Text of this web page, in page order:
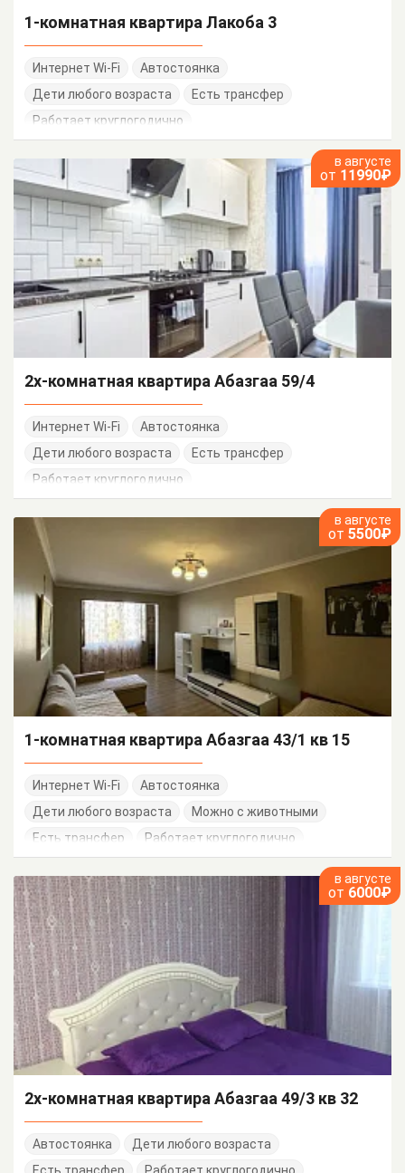
1-комнатная квартира Лакоба 3
Интернет Wi-Fi
Автостоянка
Дети любого возраста
Есть трансфер
Работает круглогодично
в августе
от 11990₽
2х-комнатная квартира Абазгаа 59/4
Интернет Wi-Fi
Автостоянка
Дети любого возраста
Есть трансфер
Работает круглогодично
в августе
от 5500₽
1-комнатная квартира Абазгаа 43/1 кв 15
Интернет Wi-Fi
Автостоянка
Дети любого возраста
Можно с животными
Есть трансфер
Работает круглогодично
в августе
от 6000₽
2х-комнатная квартира Абазгаа 49/3 кв 32
Автостоянка
Дети любого возраста